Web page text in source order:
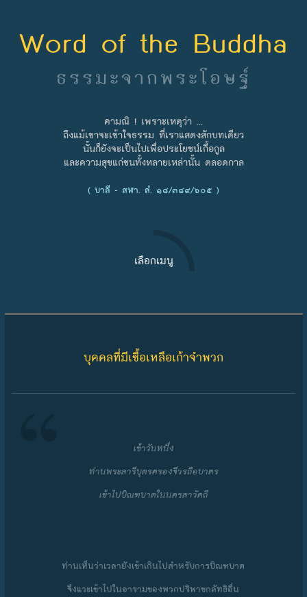
Word of the Buddha
ธรรมะจากพระโอษฐ์
คามณิ ! เพราะเหตุว่า ...
ถึงแม้เขาจะเข้าใจธรรม ที่เราแสดงสักบทเดียว
นั้นก็ยังจะเป็นไปเพื่อประโยชน์เกื้อกูล
และความสุขแก่ชนทั้งหลายเหล่านั้น ตลอดกาล
( บาลี - สฬา. สํ. ๑๘/๓๘๙/๖๐๕ )
เลือกเมนู
บุคคลที่มีเชื้อเหลือเก้าจำพวก
เช้าวันหนึ่ง
ท่านพระสารีบุตรครองจีวรถือบาตร
เข้าไปบิณฑบาตในนครสาวัตถี
ท่านเห็นว่าเวลายังเช้าเกินไปสำหรับการบิณฑบาต
จึงแวะเข้าไปในอารามของพวกปริพาชกลัทธิอื่น